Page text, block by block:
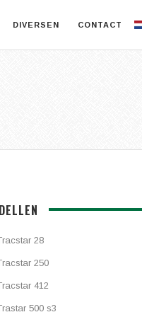
DIVERSEN CONTACT
28
250
412
500 s3